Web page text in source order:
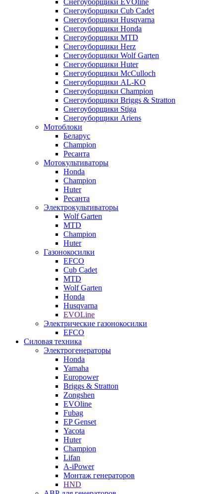
Снегоуборщики EVOline
Снегоуборщики Cub Cadet
Снегоуборщики Husqvarna
Снегоуборщики Honda
Снегоуборщики MTD
Снегоуборщики Herz
Снегоуборщики Wolf Garten
Снегоуборщики Huter
Снегоуборщики McCulloch
Снегоуборщики AL-KO
Снегоуборщики Champion
Снегоуборщики Briggs & Stratton
Снегоуборщики Stiga
Снегоуборщики Ariens
Мотоблоки
Беларус
Champion
Ресанта
Мотокультиваторы
Honda
Champion
Huter
Ресанта
Электрокультиваторы
Wolf Garten
MTD
Champion
Huter
Газонокосилки
EFCO
Cub Cadet
MTD
Wolf Garten
Honda
Husqvarna
EVOLine
Электрические газонокосилки
EFCO
Силовая техника
Электрогенераторы
Honda
Yamaha
Europower
Briggs & Stratton
Zongshen
EVOline
Fubag
EP Genset
Yacota
Huter
Champion
Lifan
A-iPower
Монтаж генераторов
HND